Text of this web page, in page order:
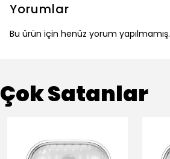
Yorumlar
Bu ürün için henüz yorum yapılmamış.
Çok Satanlar